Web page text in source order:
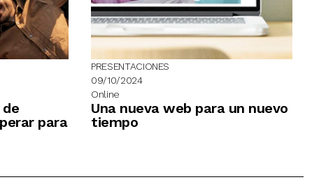
para
PRESENTACIONES
09/10/2024
Online
Una nueva web para un nuevo
tiempo